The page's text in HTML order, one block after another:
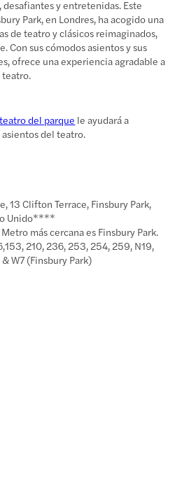
desafiantes y entretenidas. Este
Park, en Londres, ha acogido una
de teatro y clásicos reimaginados,
Con sus cómodos asientos y sus
ofrece una experiencia agradable a
teatro.
del parque le ayudará a
del teatro.
13 Clifton Terrace, Finsbury Park,
Unido****
más cercana es Finsbury Park.
210, 236, 253, 254, 259, N19,
W7 (Finsbury Park)